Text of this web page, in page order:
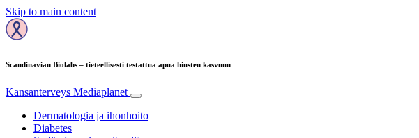
Skip to main content
Scandinavian Biolabs – tieteellisesti testattua apua hiusten kasvuun
Kansanterveys Mediaplanet
Dermatologia ja ihonhoito
Diabetes